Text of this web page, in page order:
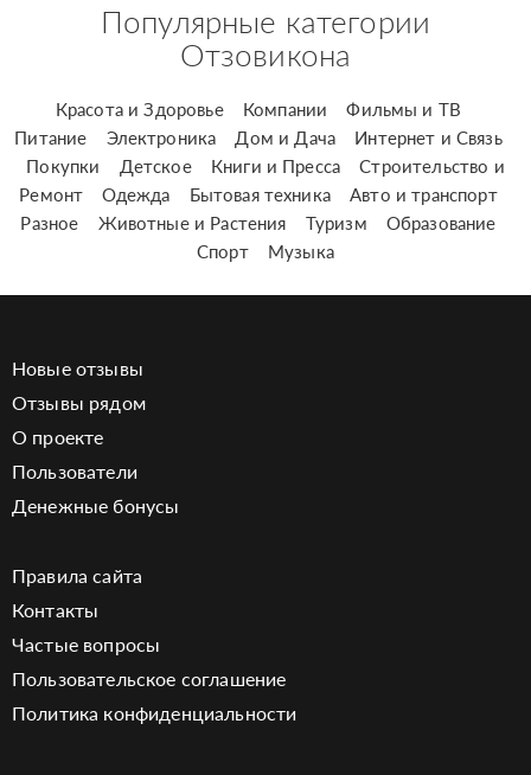
Популярные категории
Отзовикона
Красота и Здоровье Компании
Фильмы и ТВ
Питание
Электроника Дом и Дача
Интернет и Связь
Покупки
Детское Книги и Пресса
Строительство и
Ремонт
Одежда Бытовая техника
Авто и транспорт
Разное
Животные и Растения Туризм
Образование
Спорт
Музыка
Новые отзывы
Отзывы рядом
О проекте
Пользователи
Денежные бонусы
Правила сайта
Контакты
Частые вопросы
Пользовательское соглашение
Политика конфиденциальности